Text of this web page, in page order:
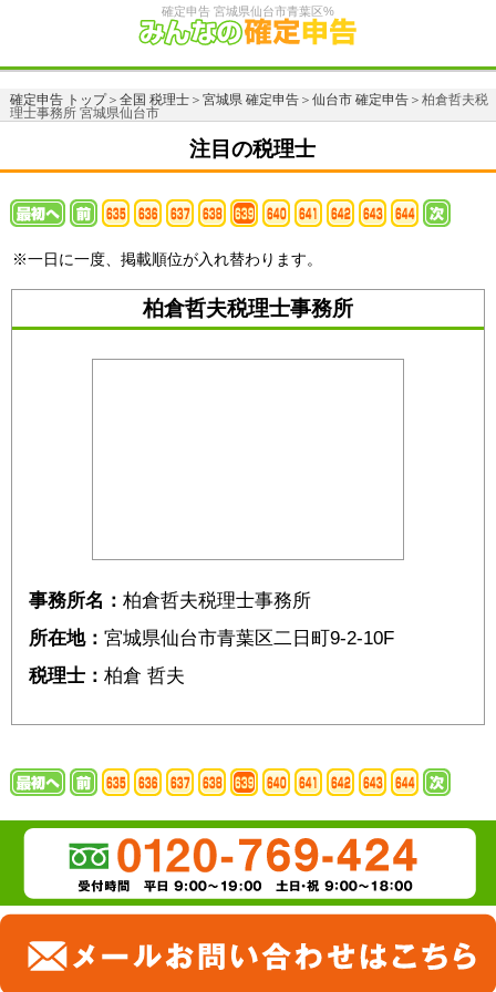
確定申告 宮城県仙台市青葉区%
確定申告 トップ＞ 全国 税理士＞ 宮城県 確定申告＞ 仙台市 確定申告＞柏倉哲夫税
理士事務所 宮城県仙台市
注目の税理士
※一日に一度、掲載順位が入れ替わります。
柏倉哲夫税理士事務所
事務所名： 柏倉哲夫税理士事務所
所在地： 宮城県仙台市青葉区二日町9-2-10F
税理士： 柏倉 哲夫